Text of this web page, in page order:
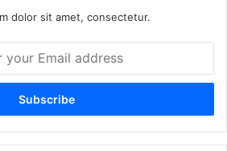
dolor sit amet, consectetur.